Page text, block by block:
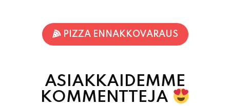
PIZZA ENNAKKOVARAUS
ASIAKKAIDEMME
KOMMENTTEJA